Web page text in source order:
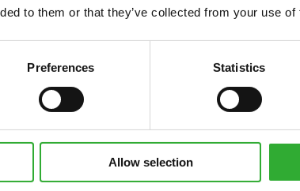
to them or that they’ve collected from your use
Preferences Statistics
Allow selection
300 l
90 kg